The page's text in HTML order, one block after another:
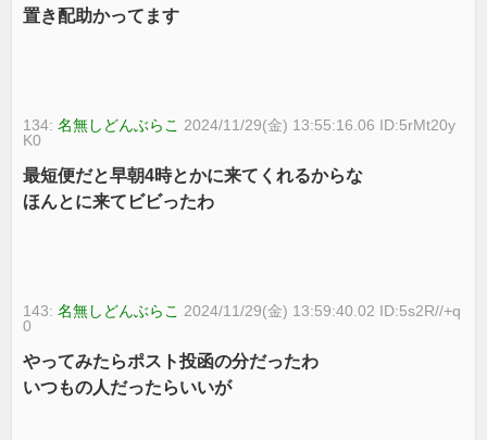
置き配助かってます
134:名無しどんぶらこ 2024/11/29(金) 13:55:16.06 ID:5rMt20y
K0
最短便だと早朝4時とかに来てくれるからな
ほんとに来てビビったわ
143:名無しどんぶらこ 2024/11/29(金) 13:59:40.02 ID:5s2R//+q
0
やってみたらポスト投函の分だったわ
いつもの人だったらいいが